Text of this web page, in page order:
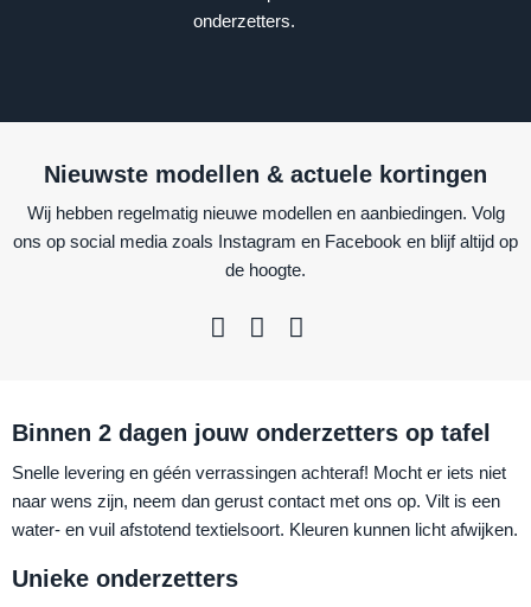
onderzetters.
Nieuwste modellen & actuele kortingen
Wij hebben regelmatig nieuwe modellen en aanbiedingen. Volg
ons op social media zoals Instagram en Facebook en blijf altijd op
de hoogte.
Binnen 2 dagen jouw onderzetters op tafel
Snelle levering en géén verrassingen achteraf! Mocht er iets niet
naar wens zijn, neem dan gerust contact met ons op. Vilt is een
water- en vuil afstotend textielsoort. Kleuren kunnen licht afwijken.
Unieke onderzetters